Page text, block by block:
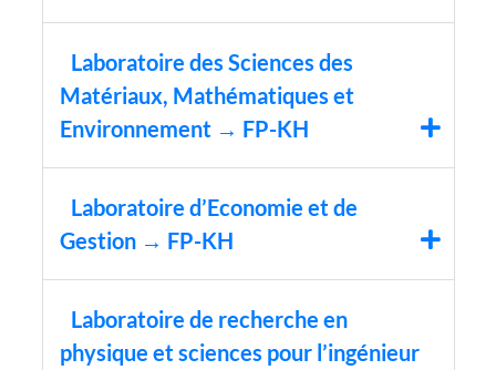
Laboratoire des Sciences des
Matériaux, Mathématiques et
Environnement → FP-KH
Laboratoire d’Economie et de
Gestion → FP-KH
Laboratoire de recherche en
physique et sciences pour l’ingénieur